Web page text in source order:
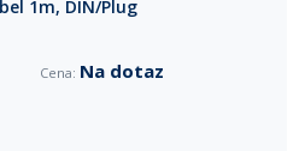
1m, DIN/Plug
Na dotaz